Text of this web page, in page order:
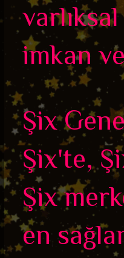
imkan
Şix
Şix'te,
Şix
en